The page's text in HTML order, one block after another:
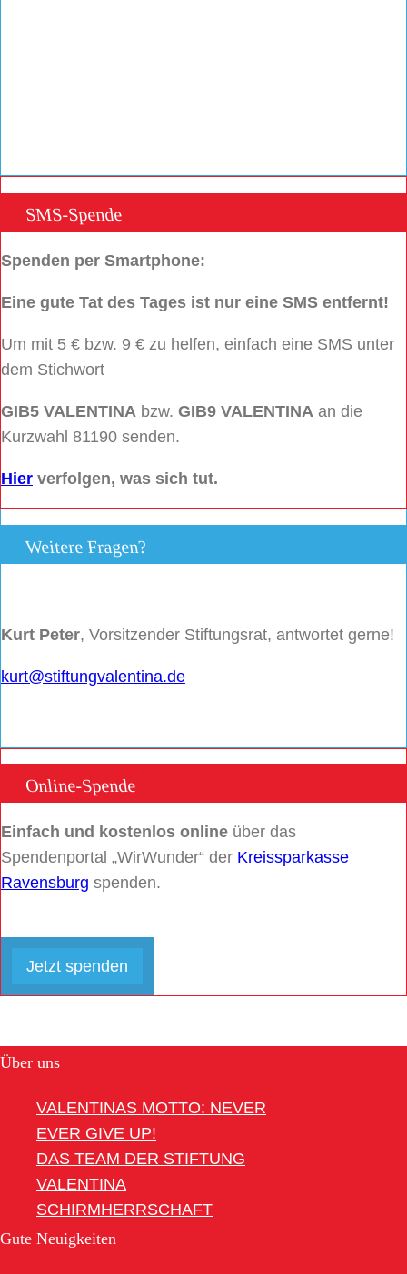
SMS-Spende
Spenden per Smartphone:
Eine gute Tat des Tages ist nur eine SMS entfernt!
Um mit 5 € bzw. 9 € zu helfen, einfach eine SMS unter
dem Stichwort
GIB5 VALENTINA bzw. GIB9 VALENTINA an die
Kurzwahl 81190 senden.
Hier verfolgen, was sich tut.
Weitere Fragen?
Kurt Peter, Vorsitzender Stiftungsrat, antwortet gerne!
kurt@stiftungvalentina.de
Online-Spende
Einfach und kostenlos online über das
Spendenportal „WirWunder“ der Kreissparkasse
Ravensburg spenden.
Jetzt spenden
Über uns
VALENTINAS MOTTO: NEVER
EVER GIVE UP!
DAS TEAM DER STIFTUNG
VALENTINA
SCHIRMHERRSCHAFT
Gute Neuigkeiten